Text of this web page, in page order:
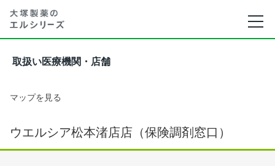
取扱い医療機関・店舗
マップを見る
ウエルシア松本渚店店（保険調剤窓口）